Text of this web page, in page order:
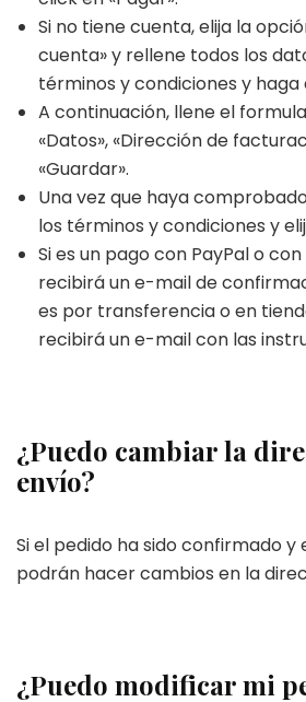
Si no tiene cuenta, elija la
cuenta» y rellene todos los
términos y condiciones y haga
A continuación, llene el
«Datos», «Dirección de
«Guardar».
Una vez que haya
los términos y condiciones y
Si es un pago con PayPal o
recibirá un e-mail de
es por transferencia o en
recibirá un e-mail con las
¿Puedo cambiar la
envío?
Si el pedido ha sido confirmado y
podrán hacer cambios en la
¿Puedo modificar mi